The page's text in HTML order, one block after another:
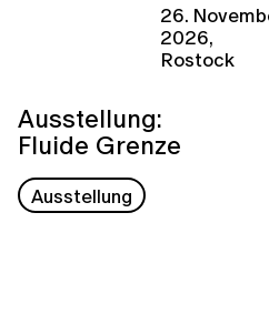
26.
2026,
Rostock
Ausstellung:
Fluide Grenze
Ausstellung